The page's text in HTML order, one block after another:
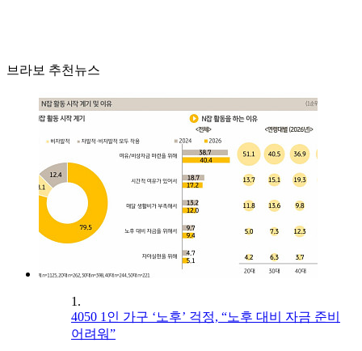
브라보 추천뉴스
1.
4050 1인 가구 ‘노후’ 걱정, “노후 대비 자금 준비
어려워”